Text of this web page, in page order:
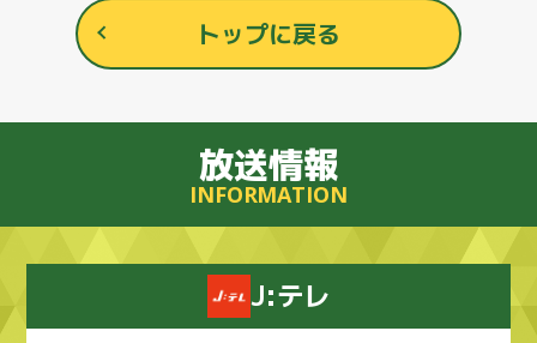
トップに戻る
放送情報
INFORMATION
J:テレ